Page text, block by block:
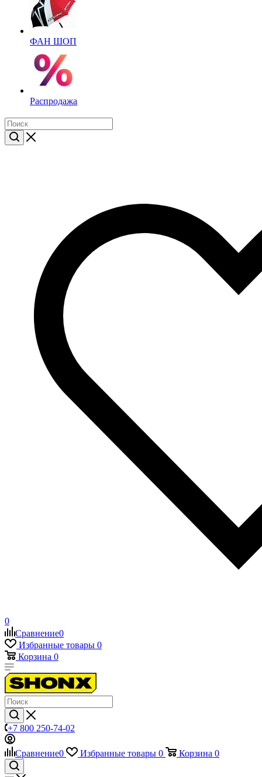
ФАН ШОП
Распродажа
0
Сравнение0
Избранные товары 0
Корзина 0
+7 800 250-74-02
Сравнение0 Избранные товары 0 Корзина 0